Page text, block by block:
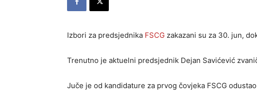
Izbori za predsjednika FSCG zakazani su za 30. jun,
Trenutno je aktuelni predsjednik Dejan Savićević
Juče je od kandidature za prvog čovjeka FSCG